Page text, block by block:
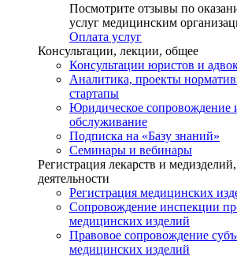
Посмотрите отзывы по
услуг медицинским
Оплата услуг
Консультации, лекции, общее
Консультации юристов и
Аналитика, проекты
стартапы
Юридическое сопровождение
обслуживание
Подписка на «Базу знаний»
Семинары и вебинары
Регистрация лекарств и
деятельности
Регистрация медицинских
Сопровождение инспекции
медицинских изделий
Правовое сопровождение
медицинских изделий